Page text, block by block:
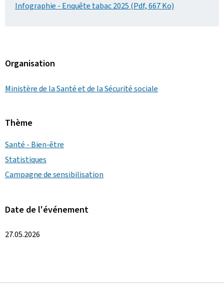
Infographie - Enquête tabac 2025 (Pdf, 667 Ko)
Organisation
Ministère de la Santé et de la Sécurité sociale
Thème
Santé - Bien-être
Statistiques
Campagne de sensibilisation
Date de l'événement
27.05.2026